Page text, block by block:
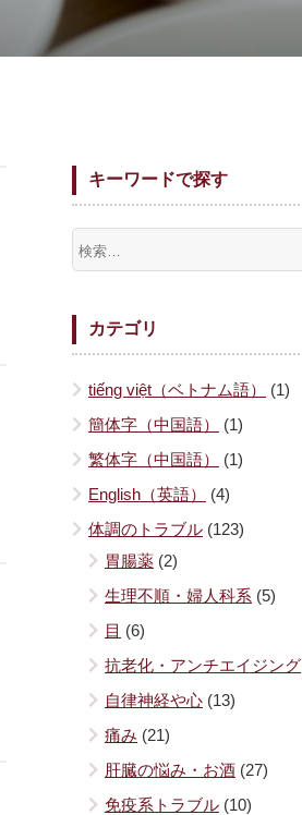
キーワードで探す
カテゴリ
tiếng việt（ベトナム語）
(1)
簡体字（中国語）
(1)
繁体字（中国語）
(1)
English（英語）
(4)
体調のトラブル (123)
胃腸薬 (2)
生理不順・婦人科系 (5)
目 (6)
抗老化・アンチエイジング
自律神経や心 (13)
痛み (21)
肝臓の悩み・お酒 (27)
免疫系トラブル (10)